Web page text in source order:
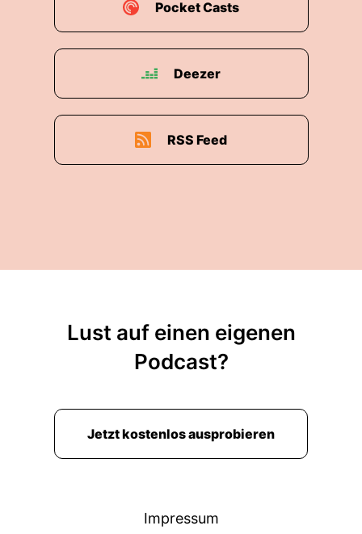
Pocket Casts
Deezer
RSS Feed
Lust auf einen eigenen
Podcast?
Jetzt kostenlos ausprobieren
Impressum